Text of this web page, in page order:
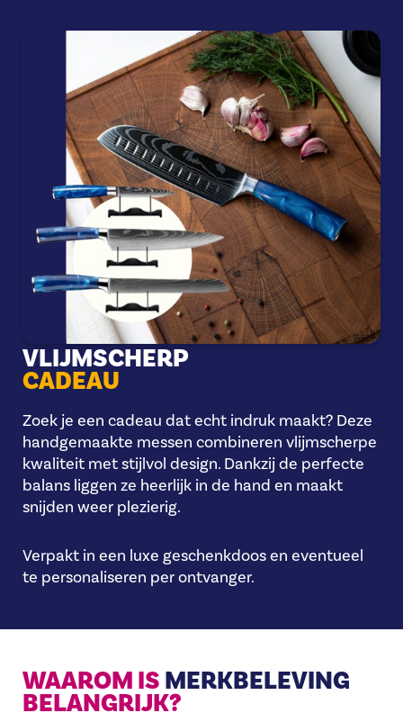
VLIJMSCHERP
CADEAU
Zoek je een cadeau dat echt indruk maakt? Deze
handgemaakte messen combineren vlijmscherpe
kwaliteit met stijlvol design. Dankzij de perfecte
balans liggen ze heerlijk in de hand en maakt
snijden weer plezierig.
Verpakt in een luxe geschenkdoos en eventueel
te personaliseren per ontvanger.
WAAROM IS MERKBELEVING
BELANGRIJK?